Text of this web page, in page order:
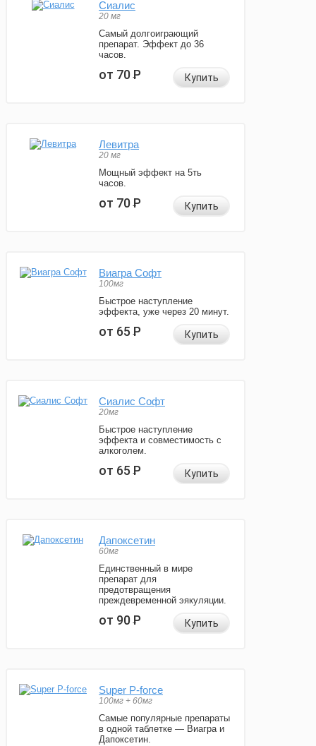
Сиалис
20 мг
Самый долгоиграющий
препарат. Эффект до 36
часов.
от 70Р Купить
Левитра
20 мг
Мощный эффект на 5ть
часов.
от 70Р Купить
Виагра Софт
100мг
Быстрое наступление
эффекта, уже через 20 минут.
от 65Р Купить
Сиалис Софт
20мг
Быстрое наступление
эффекта и совместимость с
алкоголем.
от 65Р Купить
Дапоксетин
60мг
Единственный в мире
препарат для
предотвращения
преждевременной эякуляции.
от 90Р Купить
Super P-force
100мг + 60мг
Самые популярные препараты
в одной таблетке — Виагра и
Дапоксетин.